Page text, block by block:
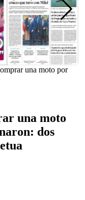
una moto por
una moto
dos